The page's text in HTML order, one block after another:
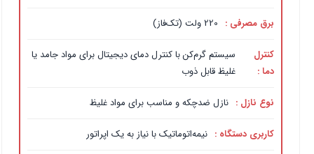
برق مصرفی : 220 ولت (تک‌فاز)
کنترل
دما :
سیستم گرم‌کن با کنترل دمای دیجیتال برای مواد جامد یا
غلیظ قابل ذوب
نوع نازل : نازل ضدچکه و مناسب برای مواد غلیظ
کاربری دستگاه : نیمه‌اتوماتیک با نیاز به یک اپراتور